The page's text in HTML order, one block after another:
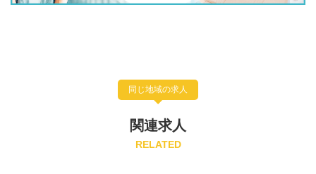
同じ地域の求人
関連求人
RELATED